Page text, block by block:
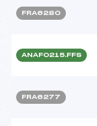
FRA6280
ANAF0215.FFS
FRA6277